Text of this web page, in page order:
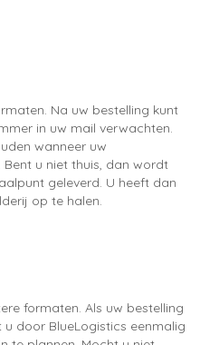
Na uw bestelling kunt
in uw mail verwachten.
wanneer uw
u niet thuis, dan wordt
geleverd. U heeft dan
op te halen.
formaten. Als uw bestelling
door BlueLogistics eenmalig